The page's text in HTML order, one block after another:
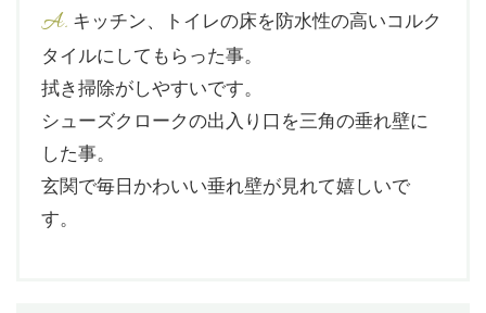
A. キッチン、トイレの床を防水性の高いコルク
タイルにしてもらった事。
拭き掃除がしやすいです。
シューズクロークの出入り口を三角の垂れ壁に
した事。
玄関で毎日かわいい垂れ壁が見れて嬉しいで
す。